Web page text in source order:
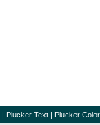
| Plucker Text | Plucker Color